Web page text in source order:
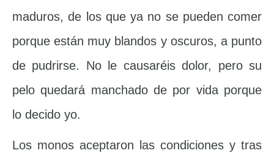
maduros, de los que ya no se pueden comer
porque están muy blandos y oscuros, a punto
de pudrirse. No le causaréis dolor, pero su
pelo quedará manchado de por vida porque
lo decido yo.
Los monos aceptaron las condiciones y tras